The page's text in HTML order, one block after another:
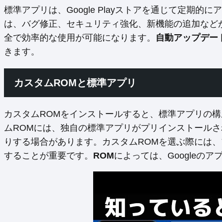
標準アプリは、Google Playストアを通じて定期的に
は、バグ修正、セキュリティ強化、新機能の追加な
全で効率的な使用が可能になります。 自動アップデー
きます。
カスタムROMと標準アプリ
カスタムROMをインストールすると、標準アプリの
ムROMには、独自の標準アプリがプリインストール
りする場合があります。カスタムROMを選ぶ際には
することが重要です。 ROMによっては、Googleのア